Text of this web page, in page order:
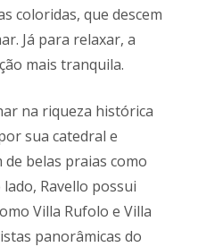
coloridas, que descem
Já para relaxar, a
mais tranquila.
na riqueza histórica
sua catedral e
belas praias como
Ravello possui
Villa Rufolo e Villa
panorâmicas do